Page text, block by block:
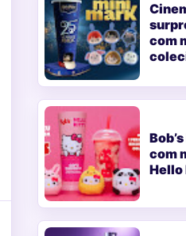
com
com
Hello